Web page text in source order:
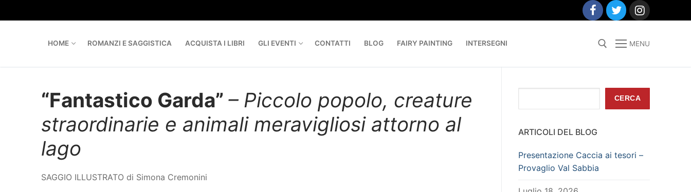
to
HOME ROMANZI E SAGGISTICA ACQUISTA I LIBRI GLI EVENTI CONTATTI BLOG FAIRY PAINTING INTERSEGNI MENU
“Fantastico Garda” – Piccolo popolo, creature
straordinarie e animali meravigliosi attorno al
lago
SAGGIO ILLUSTRATO di Simona Cremonini
CERCA
ARTICOLI DEL BLOG
Presentazione Caccia ai tesori –
Provaglio Val Sabbia